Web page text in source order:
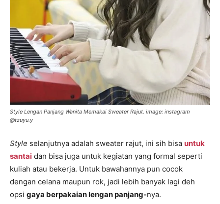
Style Lengan Panjang Wanita Memakai Sweater Rajut. image: instagram
@tzuyu.y
Style selanjutnya adalah sweater rajut, ini sih bisa untuk
santai dan bisa juga untuk kegiatan yang formal seperti
kuliah atau bekerja. Untuk bawahannya pun cocok
dengan celana maupun rok, jadi lebih banyak lagi deh
opsi gaya berpakaian lengan panjang-nya.